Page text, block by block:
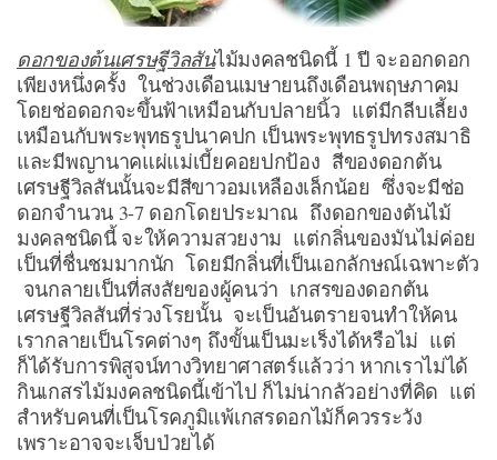
ดอกของต้นเศรษฐีวิลสันไม้มงคลชนิดนี้ 1 ปี จะออกดอก
เพียงหนึ่งครั้ง ในช่วงเดือนเมษายนถึงเดือนพฤษภาคม
โดยช่อดอกจะขึ้นฟ้าเหมือนกับปลายนิ้ว แต่มีกลีบเลี้ยง
เหมือนกับพระพุทธรูปนาคปก เป็นพระพุทธรูปทรงสมาธิ
และมีพญานาคแผ่แม่เบี้ยคอยปกป้อง สีของดอกต้น
เศรษฐีวิลสันนั้นจะมีสีขาวอมเหลืองเล็กน้อย ซึ่งจะมีช่อ
ดอกจำนวน 3-7 ดอกโดยประมาณ ถึงดอกของต้นไม้
มงคลชนิดนี้ จะให้ความสวยงาม แต่กลิ่นของมันไม่ค่อย
เป็นที่ชื่นชมมากนัก โดยมีกลิ่นที่เป็นเอกลักษณ์เฉพาะตัว
จนกลายเป็นที่สงสัยของผู้คนว่า เกสรของดอกต้น
เศรษฐีวิลสันที่ร่วงโรยนั้น จะเป็นอันตรายจนทำให้คน
เรากลายเป็นโรคต่างๆ ถึงขั้นเป็นมะเร็งได้หรือไม่ แต่
ก็ได้รับการพิสูจน์ทางวิทยาศาสตร์แล้วว่า หากเราไม่ได้
กินเกสรไม้มงคลชนิดนี้เข้าไป ก็ไม่น่ากลัวอย่างที่คิด แต่
สำหรับคนที่เป็นโรคภูมิแพ้เกสรดอกไม้ก็ควรระวัง
เพราะอาจจะเจ็บป่วยได้